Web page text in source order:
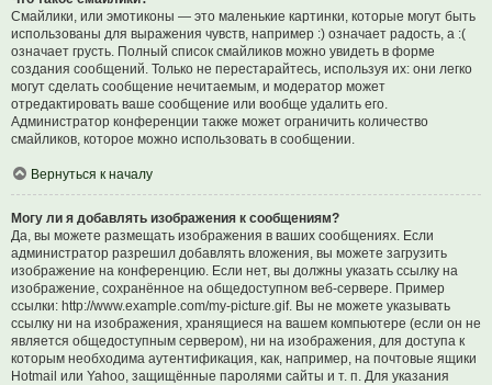
Смайлики, или эмотиконы — это маленькие картинки, которые могут быть
использованы для выражения чувств, например :) означает радость, а :(
означает грусть. Полный список смайликов можно увидеть в форме
создания сообщений. Только не перестарайтесь, используя их: они легко
могут сделать сообщение нечитаемым, и модератор может
отредактировать ваше сообщение или вообще удалить его.
Администратор конференции также может ограничить количество
смайликов, которое можно использовать в сообщении.
Вернуться к началу
Могу ли я добавлять изображения к сообщениям?
Да, вы можете размещать изображения в ваших сообщениях. Если
администратор разрешил добавлять вложения, вы можете загрузить
изображение на конференцию. Если нет, вы должны указать ссылку на
изображение, сохранённое на общедоступном веб-сервере. Пример
ссылки: http://www.example.com/my-picture.gif. Вы не можете указывать
ссылку ни на изображения, хранящиеся на вашем компьютере (если он не
является общедоступным сервером), ни на изображения, для доступа к
которым необходима аутентификация, как, например, на почтовые ящики
Hotmail или Yahoo, защищённые паролями сайты и т. п. Для указания